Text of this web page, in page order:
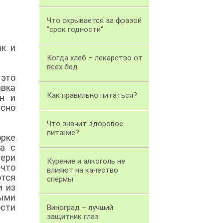
и
и
с
из
Что скрывается за фразой
"срок годности"
Когда хлеб – лекарство от
всех бед
Как правильно питаться?
Что значит здоровое
питание?
Курение и алкоголь не
влияют на качество
спермы
Виноград – лучший
защитник глаз